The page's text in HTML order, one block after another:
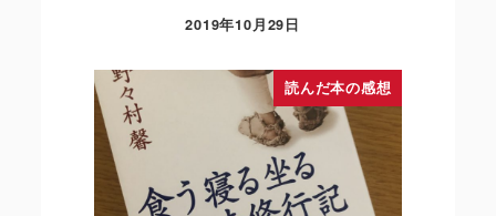
2019年10月29日
読んだ本の感想